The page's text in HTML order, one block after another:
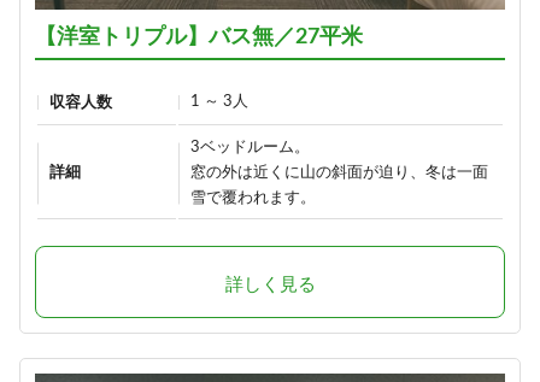
【洋室トリプル】バス無／27平米
収容人数 1 ～ 3人
詳細
3ベッドルーム。
窓の外は近くに山の斜面が迫り、冬は一面
雪で覆われます。
詳しく見る